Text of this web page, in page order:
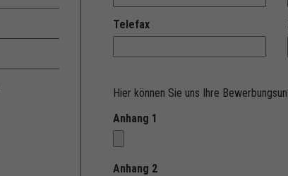
Telefax
Hier können Sie uns Ihre
Anhang 1
Anhang 2